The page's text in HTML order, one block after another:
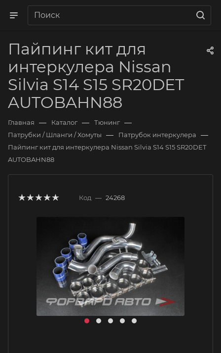
Пайпинг кит для
интеркулера Nissan
Silvia S14 S15 SR20DET
AUTOBAHN88
Главная — Каталог — Тюнинг —
Патрубки / Шланги / Хомуты — Патрубок интеркулера —
Пайпинг кит для интеркулера Nissan Silvia S14 S15 SR20DET
AUTOBAHN88
Код — 24268